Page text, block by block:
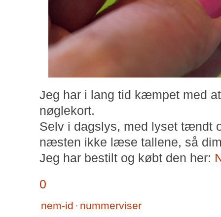
Jeg har i lang tid kæmpet med
nøglekort.
Selv i dagslys, med lyset tændt
næsten ikke læse tallene, så
Jeg har bestilt og købt den her:
0
nem-id · nummerviser